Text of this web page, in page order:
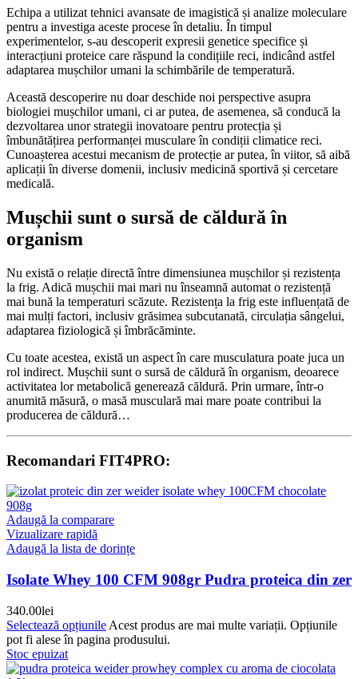
Echipa a utilizat tehnici avansate de imagistică și analize moleculare
pentru a investiga aceste procese în detaliu. În timpul
experimentelor, s-au descoperit expresii genetice specifice și
interacțiuni proteice care răspund la condițiile reci, indicând astfel
adaptarea mușchilor umani la schimbările de temperatură.
Această descoperire nu doar deschide noi perspective asupra
biologiei mușchilor umani, ci ar putea, de asemenea, să conducă la
dezvoltarea unor strategii inovatoare pentru protecția și
îmbunătățirea performanței musculare în condiții climatice reci.
Cunoașterea acestui mecanism de protecție ar putea, în viitor, să aibă
aplicații în diverse domenii, inclusiv medicină sportivă și cercetare
medicală.
Mușchii sunt o sursă de căldură în
organism
Nu există o relație directă între dimensiunea mușchilor și rezistența
la frig. Adică mușchii mai mari nu înseamnă automat o rezistență
mai bună la temperaturi scăzute. Rezistența la frig este influențată de
mai mulți factori, inclusiv grăsimea subcutanată, circulația sângelui,
adaptarea fiziologică și îmbrăcăminte.
Cu toate acestea, există un aspect în care musculatura poate juca un
rol indirect. Mușchii sunt o sursă de căldură în organism, deoarece
activitatea lor metabolică generează căldură. Prin urmare, într-o
anumită măsură, o masă musculară mai mare poate contribui la
producerea de căldură…
Recomandari FIT4PRO:
Adaugă la comparare
Vizualizare rapidă
Adaugă la lista de dorințe
Isolate Whey 100 CFM 908gr Pudra proteica din zer
340.00lei
Selectează opțiunile Acest produs are mai multe variații. Opțiunile
pot fi alese în pagina produsului.
Stoc epuizat